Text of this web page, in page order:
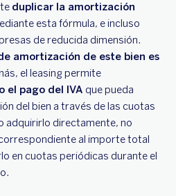
duplicar la amortización
esta fórmula, e incluso
de reducida dimensión.
amortización de este bien es
el leasing permite
el pago del IVA que pueda
del bien a través de las cuotas
adquirirlo directamente, no
al importe total
en cuotas periódicas durante el